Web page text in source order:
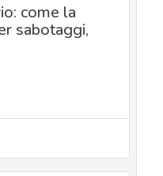
come la
sabotaggi,